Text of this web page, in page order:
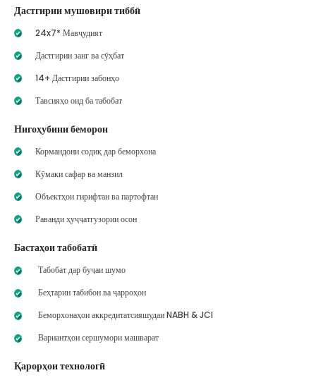
Дастгирии мушовири тиббӣ
24x7* Мавҷудият
Дастгирии занг ва сӯҳбат
14+ Дастгирии забонҳо
Тавсияҳо оид ба табобат
Нигоҳубини беморон
Кормандони содиқ дар беморхона
Кӯмаки сафар ва манзил
Объектҳои гирифтан ва партофтан
Раванди ҳуҷҷатгузории осон
Бастаҳои табобатӣ
Табобат дар буҷаи шумо
Беҳтарин табибон ва ҷарроҳон
Беморхонаҳои аккредитатсияшудаи NABH & JCI
Вариантҳои сершумори машварат
Қарорҳои технологӣ